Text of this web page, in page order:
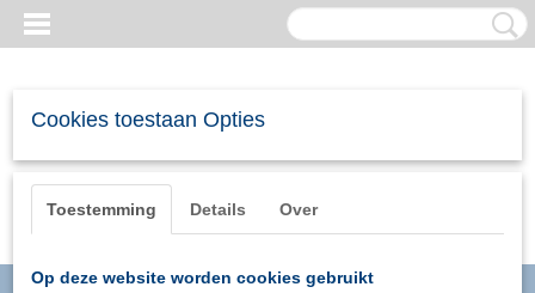
Cookies toestaan Opties
Toestemming Details Over
Op deze website worden cookies gebruikt